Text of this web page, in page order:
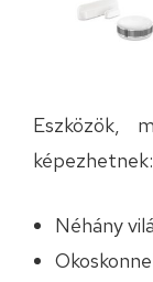
Eszközök,
képezhetnek:
Néhány